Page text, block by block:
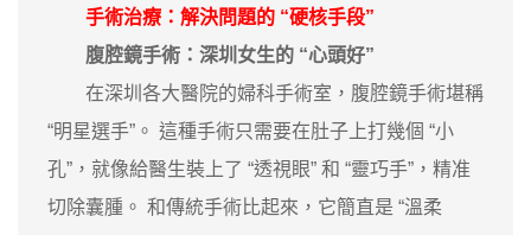
手術治療：解決問題的 “硬核手段”
腹腔鏡手術：深圳女生的 “心頭好”
在深圳各大醫院的婦科手術室，腹腔鏡手術堪稱
“明星選手”。 這種手術只需要在肚子上打幾個 “小
孔”，就像給醫生裝上了 “透視眼” 和 “靈巧手”，精准
切除囊腫。 和傳統手術比起來，它簡直是 “溫柔